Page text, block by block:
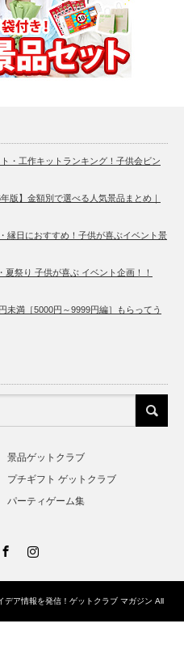
・工作キットランキング！子供会ビン
版】金額別で選べる人気景品まとめ｜
縁日におすすめ！子供が喜ぶイベント景
祭り 子供が喜ぶ イベント企画！！
未満［5000円～9999円編］もらってう
景品ゲットクラブ
プチギフト ゲットクラブ
パーティゲーム集
デア情報を発信！ゲットクラブ マガジン All